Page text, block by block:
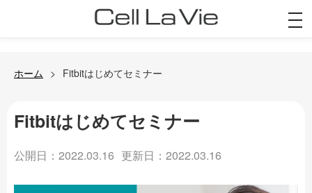
ホーム Fitbitはじめてセミナー
Fitbitはじめてセミナー
公開日：2022.03.16 更新日：2022.03.16